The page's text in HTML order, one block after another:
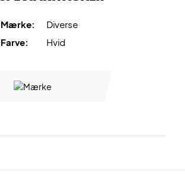
Mærke:
Diverse
Farve:
Hvid